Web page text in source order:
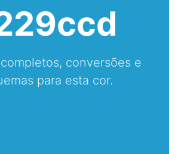
conversões e
para esta cor.